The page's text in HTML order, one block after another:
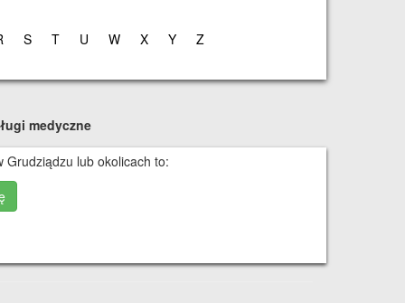
S T U W X Y Z
medyczne
Grudziądzu lub okolicach to: